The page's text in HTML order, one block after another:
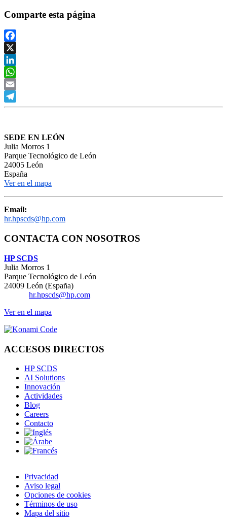
Comparte esta página
Facebook
X
LinkedIn
WhatsApp
Email
Telegram
SEDE EN LEÓN
Julia Morros 1
Parque Tecnológico de León
24005 León
España
Ver en el mapa
Email:
hr.hpscds@hp.com
CONTACTA CON NOSOTROS
HP SCDS
Julia Morros 1
Parque Tecnológico de León
24009 León (España)
hr.hpscds@hp.com
Ver en el mapa
ACCESOS DIRECTOS
HP SCDS
AI Solutions
Innovación
Actividades
Blog
Careers
Contacto
Privacidad
Aviso legal
Opciones de cookies
Términos de uso
Mapa del sitio